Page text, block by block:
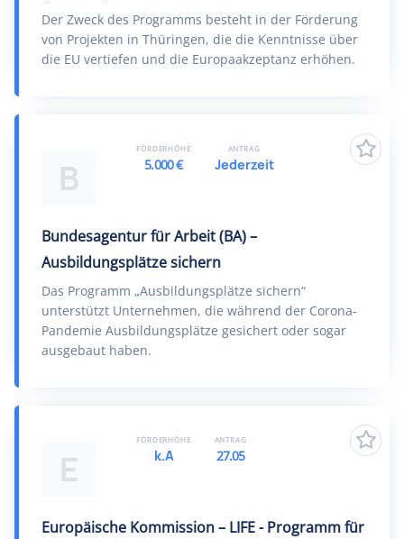
Der Zweck des Programms besteht in der Förderung
von Projekten in Thüringen, die die Kenntnisse über
die EU vertiefen und die Europaakzeptanz erhöhen.
B
Bundesagentur für Arbeit (BA) –
Ausbildungsplätze sichern
Das Programm „Ausbildungsplätze sichern“
unterstützt Unternehmen, die während der Corona-
Pandemie Ausbildungsplätze gesichert oder sogar
ausgebaut haben.
FÖRDERHÖHE
5.000 €
ANTRAG
Jederzeit
E
Europäische Kommission – LIFE - Programm für
FÖRDERHÖHE
k.A
ANTRAG
27.05